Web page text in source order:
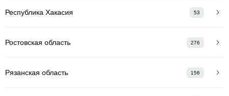
Республика Хакасия 53
Ростовская область 276
Рязанская область 156